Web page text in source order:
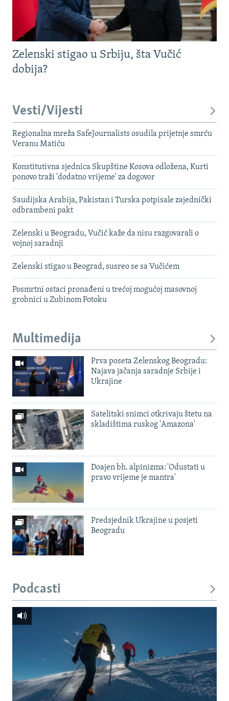
Zelenski stigao u Srbiju, šta Vučić
dobija?
Vesti/Vijesti
Regionalna mreža SafeJournalists osudila prijetnje smrću
Veranu Matiću
Konstitutivna sjednica Skupštine Kosova odložena, Kurti
ponovo traži 'dodatno vrijeme' za dogovor
Saudijska Arabija, Pakistan i Turska potpisale zajednički
odbrambeni pakt
Zelenski u Beogradu, Vučić kaže da nisu razgovarali o
vojnoj saradnji
Zelenski stigao u Beograd, susreo se sa Vučićem
Posmrtni ostaci pronađeni u trećoj mogućoj masovnoj
grobnici u Zubinom Potoku
Multimedija
Prva poseta Zelenskog Beogradu:
Najava jačanja saradnje Srbije i
Ukrajine
Satelitski snimci otkrivaju štetu na
skladištima ruskog 'Amazona'
Doajen bh. alpinizma: 'Odustati u
pravo vrijeme je mantra'
Predsjednik Ukrajine u posjeti
Beogradu
Podcasti